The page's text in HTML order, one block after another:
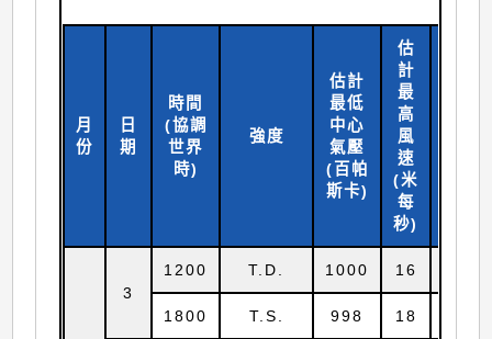
月
份
日
期
時間
(協調
世界
時)
強度
估計
最低
中心
氣壓
(百帕
斯卡)
估
計
最
高
風
速
(米
每
秒)
3
1200 T.D. 1000 16
1800 T.S. 998 18